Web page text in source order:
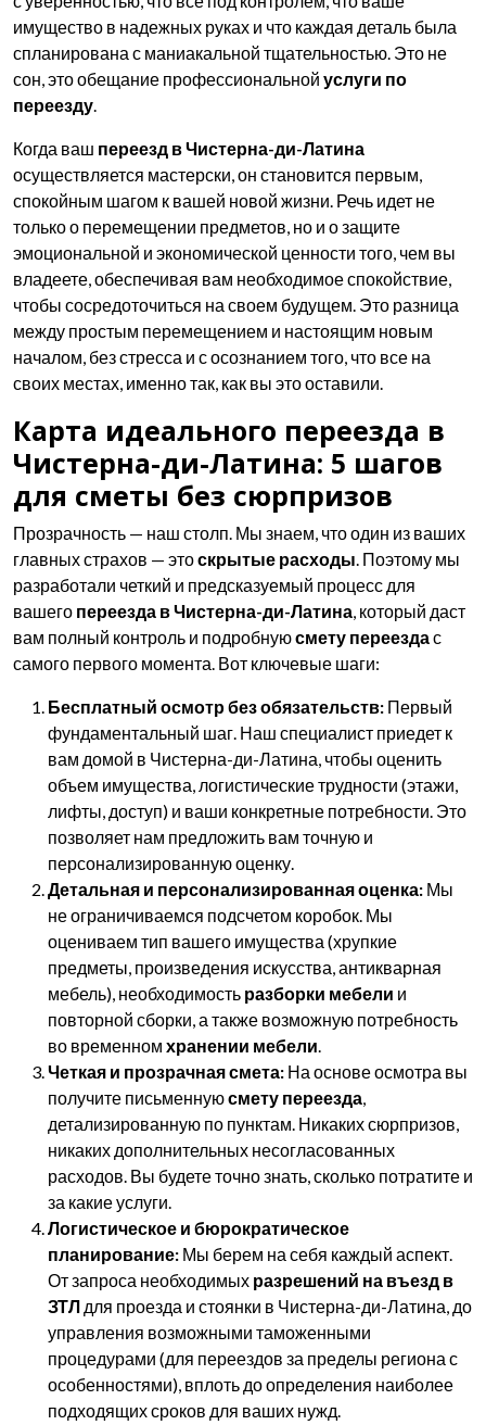
имущество в надежных руках и что каждая деталь была
спланирована с маниакальной тщательностью. Это не
сон, это обещание профессиональной услуги по
переезду.
Когда ваш переезд в Чистерна-ди-Латина
осуществляется мастерски, он становится первым,
спокойным шагом к вашей новой жизни. Речь идет не
только о перемещении предметов, но и о защите
эмоциональной и экономической ценности того, чем вы
владеете, обеспечивая вам необходимое спокойствие,
чтобы сосредоточиться на своем будущем. Это разница
между простым перемещением и настоящим новым
началом, без стресса и с осознанием того, что все на
своих местах, именно так, как вы это оставили.
Карта идеального переезда в
Чистерна-ди-Латина: 5 шагов
для сметы без сюрпризов
Прозрачность — наш столп. Мы знаем, что один из ваших
главных страхов — этоскрытые расходы. Поэтому мы
разработали четкий и предсказуемый процесс для
вашего переезда в Чистерна-ди-Латина, который даст
вам полный контроль и подробнуюсмету переездас
самого первого момента. Вот ключевые шаги:
Бесплатный осмотр без обязательств: Первый
фундаментальный шаг. Наш специалист приедет к
вам домой в Чистерна-ди-Латина, чтобы оценить
объем имущества, логистические трудности (этажи,
лифты, доступ) и ваши конкретные потребности. Это
позволяет нам предложить вам точную и
персонализированную оценку.
Детальная и персонализированная оценка: Мы
не ограничиваемся подсчетом коробок. Мы
оцениваем тип вашего имущества (хрупкие
предметы, произведения искусства, антикварная
мебель), необходимость разборки мебели и
повторной сборки, а также возможную потребность
во временном хранении мебели.
Четкая и прозрачная смета: На основе осмотра вы
получите письменнуюсмету переезда,
детализированную по пунктам. Никаких сюрпризов,
никаких дополнительных несогласованных
расходов. Вы будете точно знать, сколько потратите и
за какие услуги.
Логистическое и бюрократическое
планирование: Мы берем на себя каждый аспект.
От запроса необходимых разрешений на въезд в
ЗТЛ для проезда и стоянки в Чистерна-ди-Латина, до
управления возможными таможенными
процедурами (для переездов за пределы региона с
особенностями), вплоть до определения наиболее
подходящих сроков для ваших нужд.